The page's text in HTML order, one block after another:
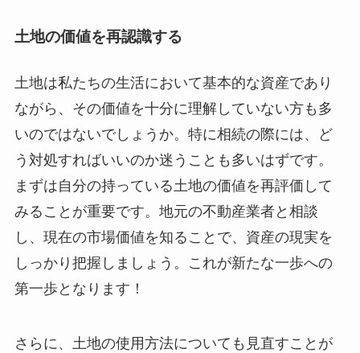
土地の価値を再認識する
土地は私たちの生活において基本的な資産であり
ながら、その価値を十分に理解していない方も多
いのではないでしょうか。特に相続の際には、ど
う対処すればいいのか迷うことも多いはずです。
まずは自分の持っている土地の価値を再評価して
みることが重要です。地元の不動産業者と相談
し、現在の市場価値を知ることで、資産の現実を
しっかり把握しましょう。これが新たな一歩への
第一歩となります！
さらに、土地の使用方法についても見直すことが